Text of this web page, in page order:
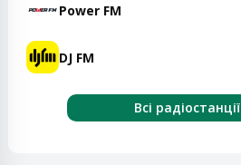
Power FM
DJ FM
Всі радіостанції